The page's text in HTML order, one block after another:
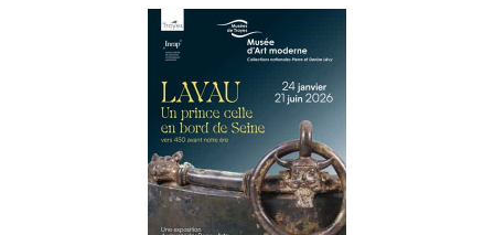
Le concours se déroule sur plusieurs sélections dans un établissement
partenaire pendant plusieurs mois.
1 date pour les moins de 18 ans (special kids)
3 dates pour les plus de 18 ans et moins de 35 ans
2 dates pour les plus de 35 ans => les 2 prochains évènements les 3 et
Chaque candidat est filmé pendant sa prestation, et les deux finalistes de
chaque sélection seront mis en avant sur les réseaux sociaux de
l’événement. Lors de la grande finale, un reportage complet sera réalisé
pour chacun des finalistes.
La compétition culmine lors d'une grande finale dans une véritable salle